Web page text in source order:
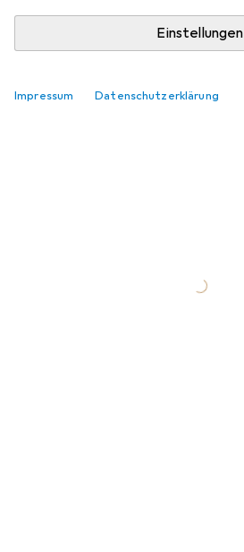
Einstellungen
Impressum Datenschutzerklärung